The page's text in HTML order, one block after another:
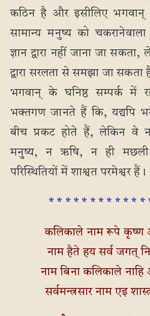
कठिन है और इसीलिए भगवान्
सामान्य मनुष्य को
ज्ञान द्वारा नहीं जाना जा
द्वारा सरलता से समझा जा सकता
भगवान् के घनिष्ठ सम्पर्क में
भक्तगण जानते हैं कि, यद्यपि
बीच प्रकट होते हैं, लेकिन वे
मनुष्य, न ऋषि, न ही
परिस्थितियों में शाश्वत परमेश्वर हैं।
* * * * * * * * * * * *
कलिकाले नाम रूपे कृष्ण
नाम हैते हय सर्व जगत्
नाम बिना कलिकाले नाहि
सर्वमन्त्रसार नाम एइ